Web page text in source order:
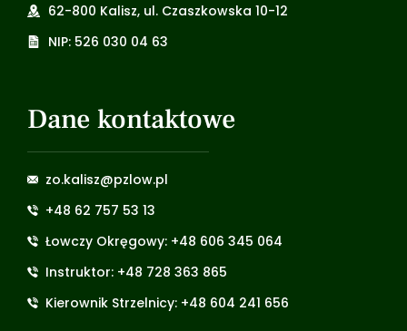
62-800 Kalisz, ul. Czaszkowska 10-12
NIP: 526 030 04 63
Dane kontaktowe
zo.kalisz@pzlow.pl
+48 62 757 53 13
Łowczy Okręgowy: +48 606 345 064
Instruktor: +48 728 363 865
Kierownik Strzelnicy: +48 604 241 656